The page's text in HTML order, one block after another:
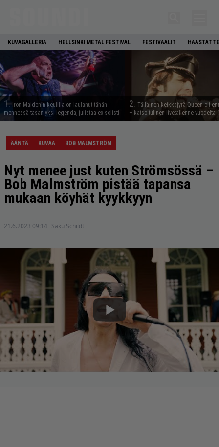
KUVAGALLERIA HELLSINKI METAL FESTIVAL FESTIVAALIT
1. Iron Maidenin keulilla on laulanut tähän
mennessä tasan yksi legenda, julistaa ex-solisti
2. Tällainen keikkajyrä Queen oli
– katso tulinen livetallenne vuodelta
ÄÄNTÄ KUVAA BOB MALMSTRÖM
Nyt menee just kuten Strömsössä –
Bob Malmström pistää tapansa
mukaan köyhät kyykkyyn
21.6.2023 09:14 Saku Schildt